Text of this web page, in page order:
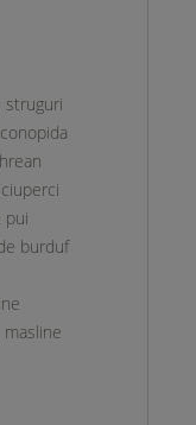
struguri
pui
burduf